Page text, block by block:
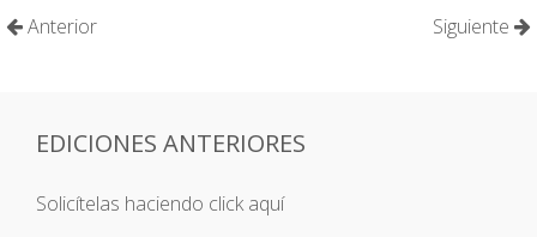
Anterior Siguiente
EDICIONES ANTERIORES
Solicítelas haciendo click aquí